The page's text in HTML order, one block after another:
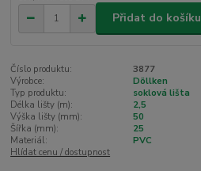
Přidat do košíku
Číslo produktu:
3877
Výrobce:
Döllken
Typ produktu:
soklová lišta
Délka lišty (m):
2,5
Výška lišty (mm):
50
Šířka (mm):
25
Materiál:
PVC
Hlídat cenu / dostupnost